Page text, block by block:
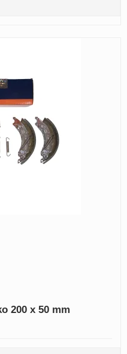
200 x 50 mm